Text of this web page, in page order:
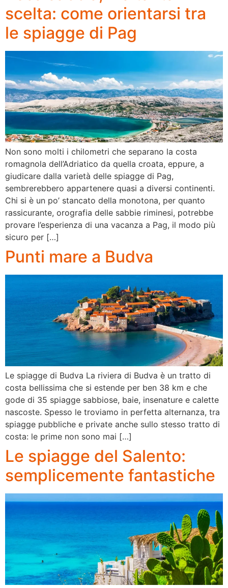
scelta: come orientarsi tra
le spiagge di Pag
Non sono molti i chilometri che separano la costa
romagnola dell’Adriatico da quella croata, eppure, a
giudicare dalla varietà delle spiagge di Pag,
sembrerebbero appartenere quasi a diversi continenti.
Chi si è un po’ stancato della monotona, per quanto
rassicurante, orografia delle sabbie riminesi, potrebbe
provare l’esperienza di una vacanza a Pag, il modo più
sicuro per […]
Punti mare a Budva
Le spiagge di Budva La riviera di Budva è un tratto di
costa bellissima che si estende per ben 38 km e che
gode di 35 spiagge sabbiose, baie, insenature e calette
nascoste. Spesso le troviamo in perfetta alternanza, tra
spiagge pubbliche e private anche sullo stesso tratto di
costa: le prime non sono mai […]
Le spiagge del Salento:
semplicemente fantastiche